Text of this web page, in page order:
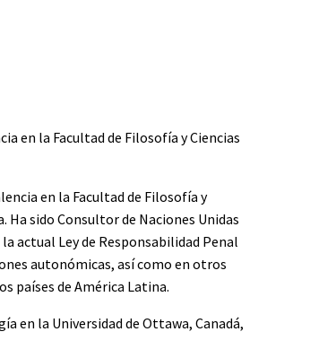
en la Facultad de Filosofía y Ciencias
en la Facultad de Filosofía y
sido Consultor de Naciones Unidas
actual Ley de Responsabilidad Penal
autonómicas, así como en otros
países de América Latina.
en la Universidad de Ottawa, Canadá,